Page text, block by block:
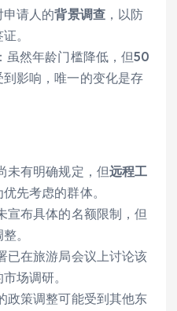
申请人的背景调查，以防
。
虽然年龄门槛降低，但50
影响，唯一的变化是存
未有明确规定，但远程工
先考虑的群体。
宣布具体的名额限制，但
。
已在旅游局会议上讨论该
场调研。
政策调整可能受到其他东